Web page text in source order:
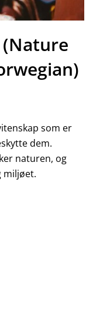
som er
dem.
naturen, og
miljøet.